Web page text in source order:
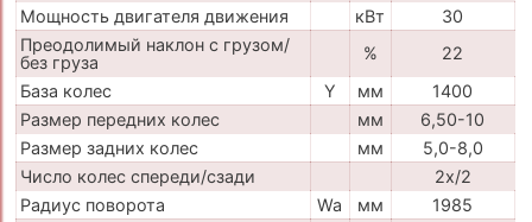
Мощность двигателя движения
кВт
30
Преодолимый наклон с грузом/
без груза
%
22
База колес
Y мм
1400
Размер передних колес
мм
6,50-10
Размер задних колес
мм
5,0-8,0
Число колес спереди/сзади
2x/2
Радиус поворота
Wa мм
1985